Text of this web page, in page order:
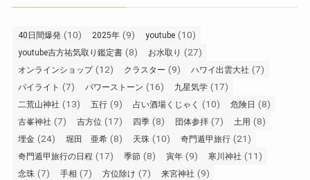
40日間爆発 (10) 2025年 (9) youtube (10)
youtube吉方祐気取り鑑定書 (8) お水取り (27)
オンラインショップ(12) クラスター (9) ハワイ出雲大社 (7)
パイライト (7) パワーストーン (16) 九星気学 (17)
二荒山神社 (13) 五行 (9) 占い酒場くじゃく (10) 危険日 (8)
古峯神社 (7) 吉方位 (17) 四季 (8) 団体参拝 (7) 土用 (8)
埋金 (24) 堀田 亜希 (8) 天珠 (10) 奇門遁甲旅行 (21)
奇門遁甲旅行の日程 (17) 季節 (8) 寅年 (9) 寒川神社 (11)
念珠 (7) 手相 (7) 方位除け (7) 来宮神社 (9)